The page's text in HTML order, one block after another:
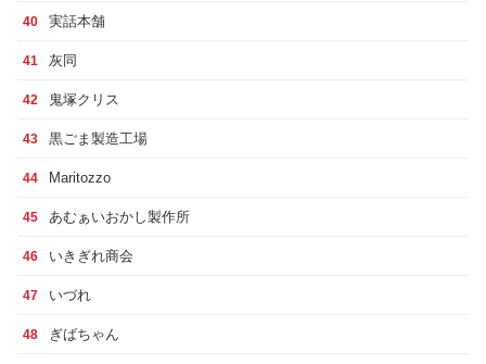
40 実話本舗
41 灰同
42 鬼塚クリス
43 黒ごま製造工場
44 Maritozzo
45 あむぁいおかし製作所
46 いきぎれ商会
47 いづれ
48 ぎばちゃん